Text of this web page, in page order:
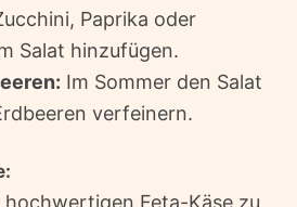
Paprika oder
Salat hinzufügen.
Im Sommer den Salat
verfeinern.
Feta-Käse zu